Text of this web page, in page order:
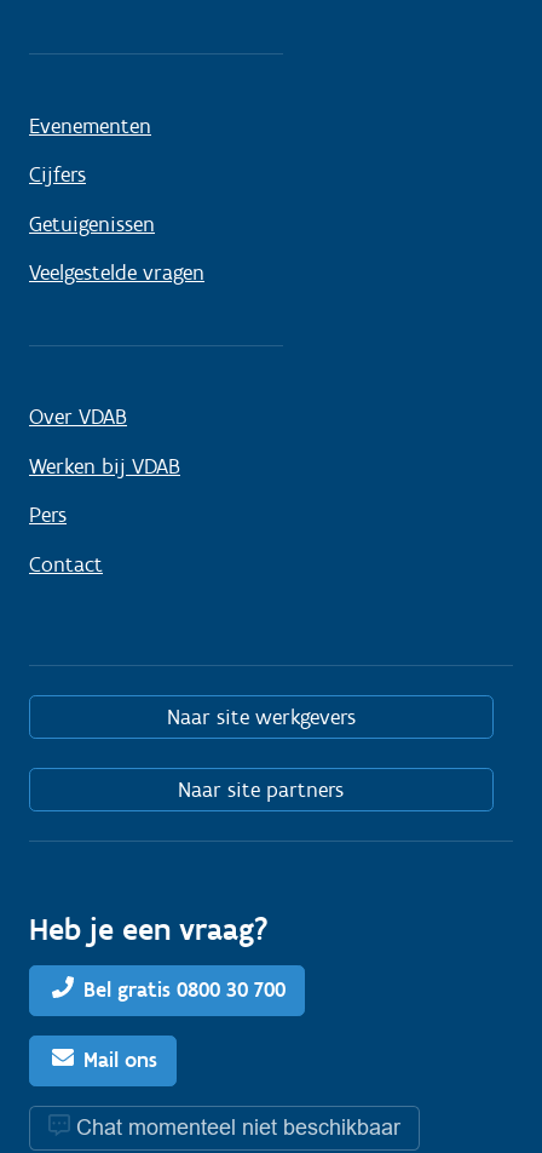
Evenementen
Cijfers
Getuigenissen
Veelgestelde vragen
Over VDAB
Werken bij VDAB
Pers
Contact
Naar site werkgevers
Naar site partners
Heb je een vraag?
Bel gratis 0800 30 700
Mail ons
Chat momenteel niet beschikbaar